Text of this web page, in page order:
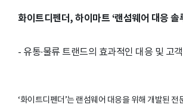
화이트디펜더, 하이마트 ‘랜섬웨어 대응 솔
- 유통∙물류 트랜드의 효과적인 대응 및 고
‘화이트디펜더’는 랜섬웨어 대응을 위해 개발된